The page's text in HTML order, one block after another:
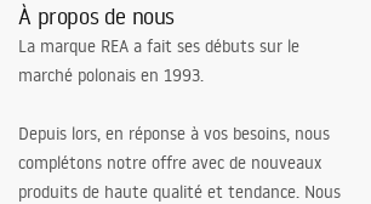
À propos de nous
La marque REA a fait ses débuts sur le
marché polonais en 1993.
Depuis lors, en réponse à vos besoins, nous
complétons notre offre avec de nouveaux
produits de haute qualité et tendance. Nous